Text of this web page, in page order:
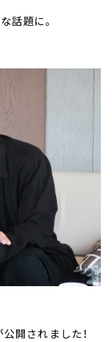
話題に。
開されました！